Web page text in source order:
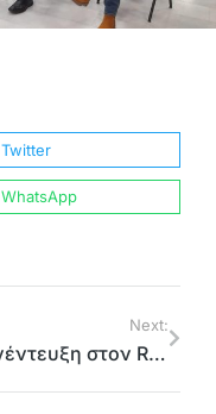
Twitter
WhatsApp
Next:
Συνέντευξη στον Real Fm και τον Νίκο Χατζηνικολάου